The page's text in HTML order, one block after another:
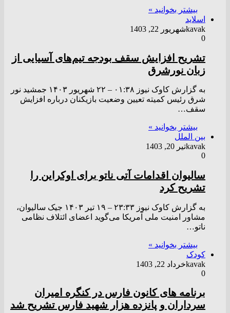
بیشتر بخوانید »
اسلاید
kavakشهریور 22, 1403
0
تشریح افزایش سقف بودجه تیم‌های آسیایی از
زبان نورشرق
به گزارش کاوک نیوز ۰۱:۳۸ – ۲۲ شهريور ۱۴۰۳ جمشید نور
شرق رئیس کمیته تعیین وضعیت بازیکنان درباره افزایش
سقف…
بیشتر بخوانید »
بین الملل
kavakتیر 20, 1403
0
سالیوان اقدامات آتی ناتو برای اوکراین را
تشریح کرد
به گزارش کاوک نیوز ۲۳:۳۳ – ۱۹ تير ۱۴۰۳ جیک سالیوان،
مشاور امنیت ملی آمریکا می‌گوید اعضای ائتلاف نظامی
ناتو…
بیشتر بخوانید »
کودک
kavakخرداد 22, 1403
0
برنامه های کانون فارس در کنگره امیران
سرداران و پانزده هزار شهید فارس تشریح شد